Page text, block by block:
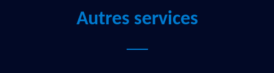
Autres services